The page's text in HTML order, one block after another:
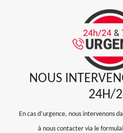
NOUS
24H/
En cas d’urgence, nous intervenons
à nous contacter via le